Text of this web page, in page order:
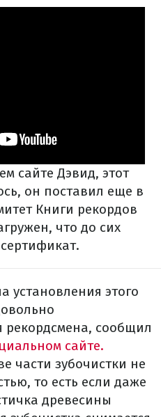
сайте Дэвид, этот
он поставил еще в
Книги рекордов
что до сих
установления этого
сообщил
сайте.
части зубочистки не
то есть если даже
древесины